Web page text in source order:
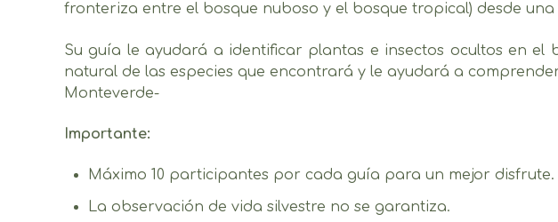
fronteriza entre el bosque nuboso y el bosque tropical) desde
Su guía le ayudará a identificar plantas e insectos ocultos en
natural de las especies que encontrará y le ayudará a
Monteverde-
Importante:
Máximo 10 participantes por cada guía para un mejor disfrute.
La observación de vida silvestre no se garantiza.